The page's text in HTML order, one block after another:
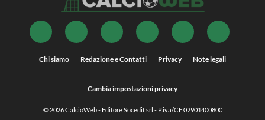
Chi siamo Redazione e Contatti Privacy Note legali
Cambia impostazioni privacy
© 2026CalcioWeb- Editore Socedit srl - P.iva/CF 02901400800